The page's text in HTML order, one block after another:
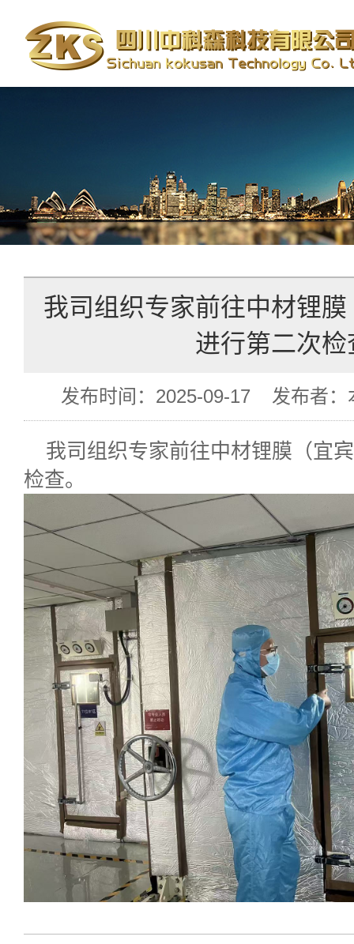
我司组织专家前往中材锂
进行第二次检
发布时间：2025-09-17 发布者：
我司组织专家前往中材锂膜（宜
检查。